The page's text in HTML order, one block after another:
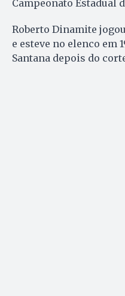
Campeonato Estadual
Roberto Dinamite
e esteve no elenco em
Santana depois do